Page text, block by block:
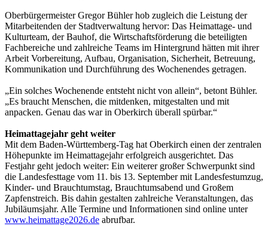
Oberbürgermeister Gregor Bühler hob zugleich die Leistung der
Mitarbeitenden der Stadtverwaltung hervor: Das Heimattage- und
Kulturteam, der Bauhof, die Wirtschaftsförderung die beteiligten
Fachbereiche und zahlreiche Teams im Hintergrund hätten mit ihrer
Arbeit Vorbereitung, Aufbau, Organisation, Sicherheit, Betreuung,
Kommunikation und Durchführung des Wochenendes getragen.
„Ein solches Wochenende entsteht nicht von allein“, betont Bühler.
„Es braucht Menschen, die mitdenken, mitgestalten und mit
anpacken. Genau das war in Oberkirch überall spürbar.“
Heimattagejahr geht weiter
Mit dem Baden-Württemberg-Tag hat Oberkirch einen der zentralen
Höhepunkte im Heimattagejahr erfolgreich ausgerichtet. Das
Festjahr geht jedoch weiter: Ein weiterer großer Schwerpunkt sind
die Landesfesttage vom 11. bis 13. September mit Landesfestumzug,
Kinder- und Brauchtumstag, Brauchtumsabend und Großem
Zapfenstreich. Bis dahin gestalten zahlreiche Veranstaltungen, das
Jubiläumsjahr. Alle Termine und Informationen sind online unter
www.heimattage2026.de abrufbar.